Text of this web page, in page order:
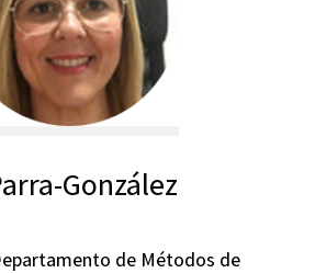
González
de Métodos de